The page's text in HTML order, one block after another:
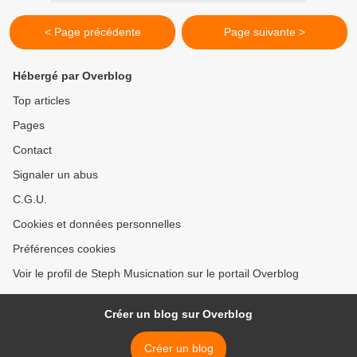
< Page précédente Page suivante >
Hébergé par Overblog
Top articles
Pages
Contact
Signaler un abus
C.G.U.
Cookies et données personnelles
Préférences cookies
Voir le profil de Steph Musicnation sur le portail Overblog
Créer un blog sur Overblog
Créer un blog